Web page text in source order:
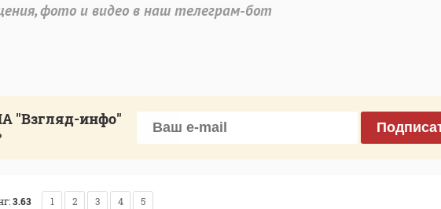
фото и видео в наш телеграм-бот
"Взгляд-инфо"
3.63 1 2 3 4 5